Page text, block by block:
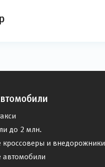
до 2 млн.
кроссоверы и внедорожники
автомобили